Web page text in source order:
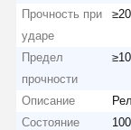
Прочность при
ударе
Предел
прочности
Описание
Состояние